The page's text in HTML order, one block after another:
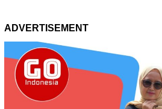
ADVERTISEMENT